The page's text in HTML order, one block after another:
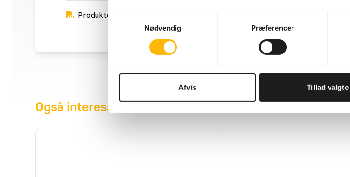
Samtykkevalg
Nødvendig
Præferencer
Afvis Tillad valgte
Produktdatablad
Også interessant